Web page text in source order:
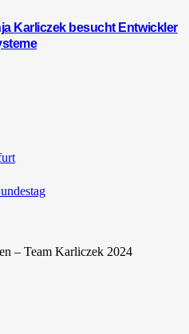
Karliczek besucht Entwickler
– Team Karliczek 2024